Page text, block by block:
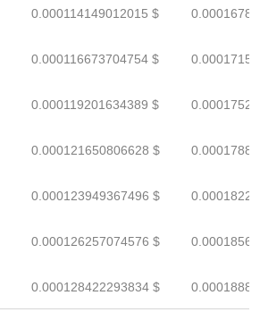
0.000114149012015 $
0.000116673704754 $
0.000119201634389 $
0.000121650806628 $
0.000123949367496 $
0.000126257074576 $
0.000128422293834 $